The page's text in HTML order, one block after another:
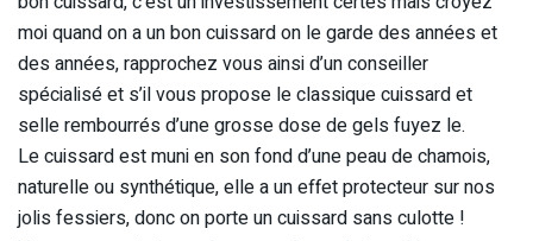
moi quand on a un bon cuissard on le garde des années et
des années, rapprochez vous ainsi d’un conseiller
spécialisé et s’il vous propose le classique cuissard et
selle rembourrés d’une grosse dose de gels fuyez le.
Le cuissard est muni en son fond d’une peau de chamois,
naturelle ou synthétique, elle a un effet protecteur sur nos
jolis fessiers, donc on porte un cuissard sans culotte !